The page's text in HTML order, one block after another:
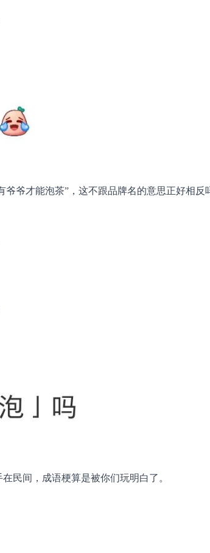
爷才能泡茶”，这不跟品牌名的意思正好相反
民间，成语梗算是被你们玩明白了。